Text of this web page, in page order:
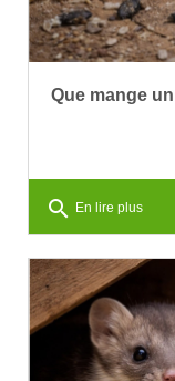
Que mange
search En lire plus